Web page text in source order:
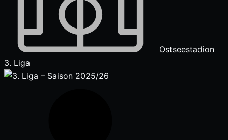
Ostseestadion
3. Liga